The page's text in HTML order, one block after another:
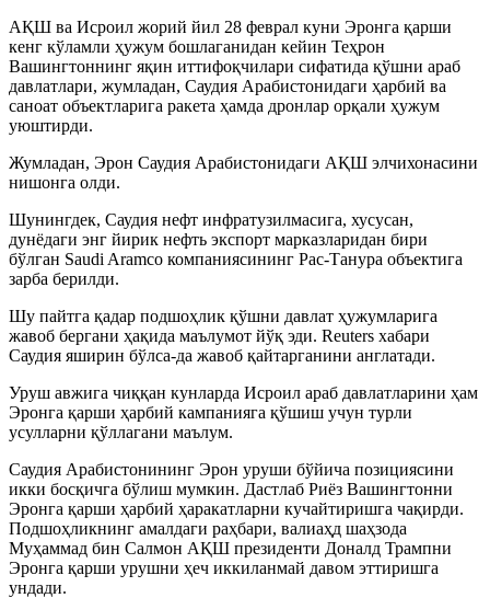
АҚШ ва Исроил жорий йил 28 феврал куни Эронга қарши
кенг кўламли ҳужум бошлаганидан кейин Теҳрон
Вашингтоннинг яқин иттифоқчилари сифатида қўшни араб
давлатлари, жумладан, Саудия Арабистонидаги ҳарбий ва
саноат объектларига ракета ҳамда дронлар орқали ҳужум
уюштирди.
Жумладан, Эрон Саудия Арабистонидаги АҚШ элчихонасини
нишонга олди.
Шунингдек, Саудия нефт инфратузилмасига, хусусан,
дунёдаги энг йирик нефть экспорт марказларидан бири
бўлган Saudi Aramco компаниясининг Рас-Танура объектига
зарба берилди.
Шу пайтга қадар подшоҳлик қўшни давлат ҳужумларига
жавоб бергани ҳақида маълумот йўқ эди. Reuters хабари
Саудия яширин бўлса-да жавоб қайтарганини англатади.
Уруш авжига чиққан кунларда Исроил араб давлатларини ҳам
Эронга қарши ҳарбий кампанияга қўшиш учун турли
усулларни қўллагани маълум.
Саудия Арабистонининг Эрон уруши бўйича позициясини
икки босқичга бўлиш мумкин. Дастлаб Риёз Вашингтонни
Эронга қарши ҳарбий ҳаракатларни кучайтиришга чақирди.
Подшоҳликнинг амалдаги раҳбари, валиаҳд шаҳзода
Муҳаммад бин Салмон АҚШ президенти Доналд Трампни
Эронга қарши урушни ҳеч иккиланмай давом эттиришга
ундади.